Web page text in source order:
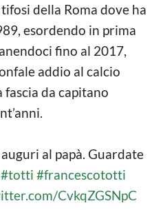
della Roma dove ha
esordendo in prima
fino al 2017,
addio al calcio
fascia da capitano
al papà. Guardate
#totti #francescototti
CvkqZGSNpC